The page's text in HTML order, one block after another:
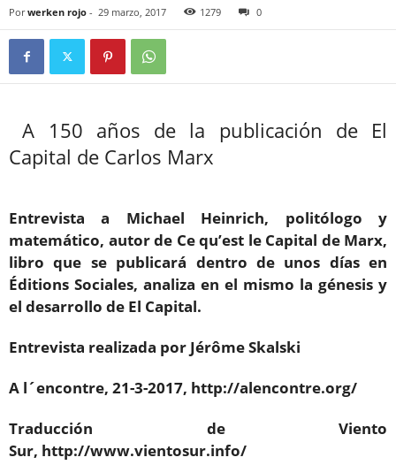
Por werken rojo - 29 marzo, 2017 1279 0
A 150 años de la publicación de El
Capital de Carlos Marx
Entrevista a Michael Heinrich, politólogo y
matemático, autor de Ce qu’est le Capital de Marx,
libro que se publicará dentro de unos días en
Éditions Sociales, analiza en el mismo la génesis y
el desarrollo de El Capital.
Entrevista realizada por Jérôme Skalski
A l´encontre, 21-3-2017, http://alencontre.org/
Traducción de Viento
Sur, http://www.vientosur.info/